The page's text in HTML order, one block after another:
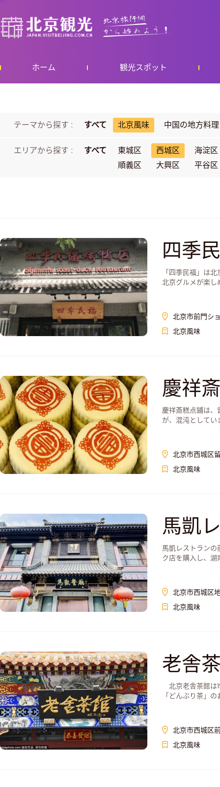
ホーム 観光スポット
テーマから探す : すべて 北京風味 中国の地方料理
エリアから探す : すべて 東城区 西城区
海淀区
順義区
大興区 平谷区
四季
「四季民福」は
北京グルメが楽し
北京市前門シ
北京風味
慶祥
慶祥斎糕点鋪は
が、混沌としてい
北京市西城区
北京風味
馬凱
馬凱レストランの
ク店を購入し、
北京市西城区
北京風味
老舎
北京老舎茶館は
「どんぶり茶」
北京市西城区
北京風味